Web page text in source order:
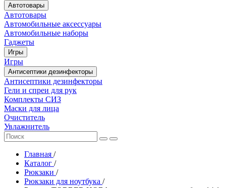
Автотовары
Автотовары
Автомобильные аксессуары
Автомобильные наборы
Гаджеты
Игры
Игры
Антисептики дезинфекторы
Антисептики дезинфекторы
Гели и спреи для рук
Комплекты СИЗ
Маски для лица
Очиститель
Увлажнитель
Главная /
Каталог /
Рюкзаки /
Рюкзаки для ноутбука /